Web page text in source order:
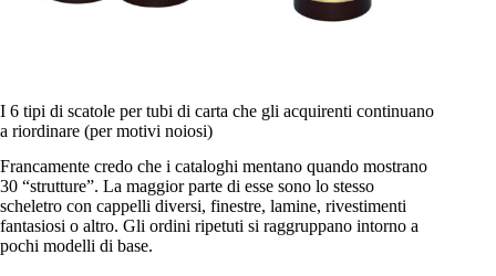
I 6 tipi di scatole per tubi di carta che gli acquirenti continuano
a riordinare (per motivi noiosi)
Francamente credo che i cataloghi mentano quando mostrano
30 “strutture”. La maggior parte di esse sono lo stesso
scheletro con cappelli diversi, finestre, lamine, rivestimenti
fantasiosi o altro. Gli ordini ripetuti si raggruppano intorno a
pochi modelli di base.